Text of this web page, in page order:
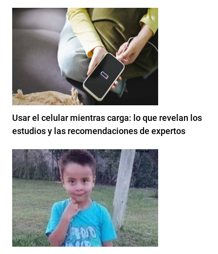
Usar el celular mientras carga: lo que revelan los
estudios y las recomendaciones de expertos